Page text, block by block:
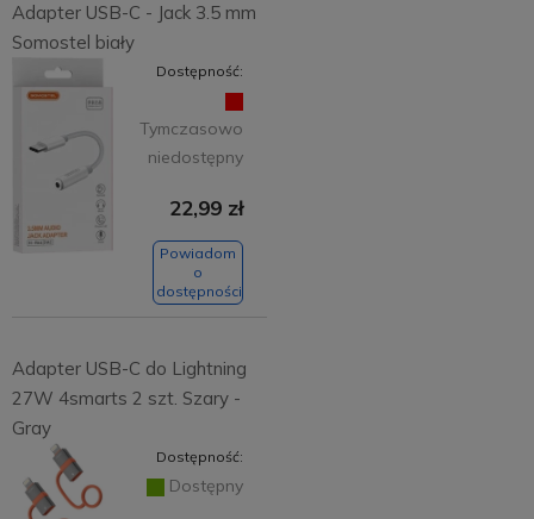
Adapter USB-C - Jack 3.5 mm
Somostel biały
Dostępność:
Tymczasowo
niedostępny
22,99 zł
Powiadom
o
dostępności
Adapter USB-C do Lightning
27W 4smarts 2 szt. Szary -
Gray
Dostępność:
Dostępny